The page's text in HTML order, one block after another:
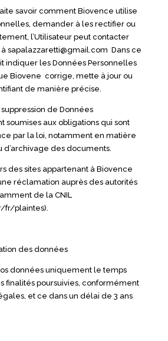
savoir comment Biovence utilise
demander à les rectifier ou
l’Utilisateur peut contacter
sapalazzaretti@gmail.com Dans ce
indiquer les Données Personnelles
Biovene corrige, mette à jour ou
de manière précise.
de Données
soumises aux obligations qui sont
par la loi, notamment en matière
d’archivage des documents.
des sites appartenant à Biovence
réclamation auprès des autorités
de la CNIL
fr/plaintes).
des données
données uniquement le temps
finalités poursuivies, conformément
et ce dans un délai de 3 ans